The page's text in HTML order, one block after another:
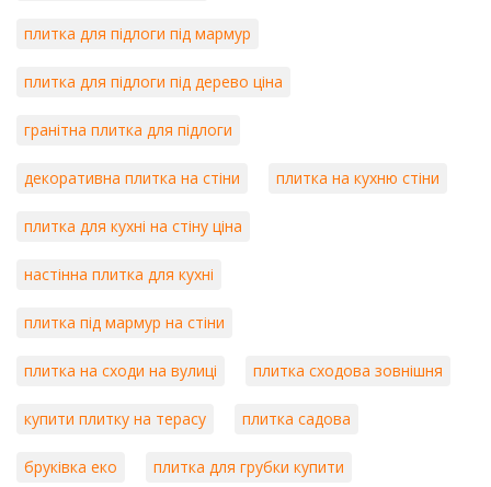
плитка для підлоги під мармур
плитка для підлоги під дерево ціна
гранітна плитка для підлоги
декоративна плитка на стіни плитка на кухню стіни
плитка для кухні на стіну ціна
настінна плитка для кухні
плитка під мармур на стіни
плитка на сходи на вулиці плитка сходова зовнішня
купити плитку на терасу плитка садова
бруківка еко плитка для грубки купити